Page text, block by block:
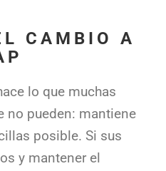
CAMBIO A
lo que muchas
no pueden: mantiene
posible. Si sus
y mantener el